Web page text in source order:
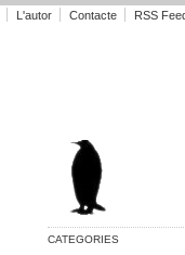
L'autor Contacte RSS
CATEGORIES